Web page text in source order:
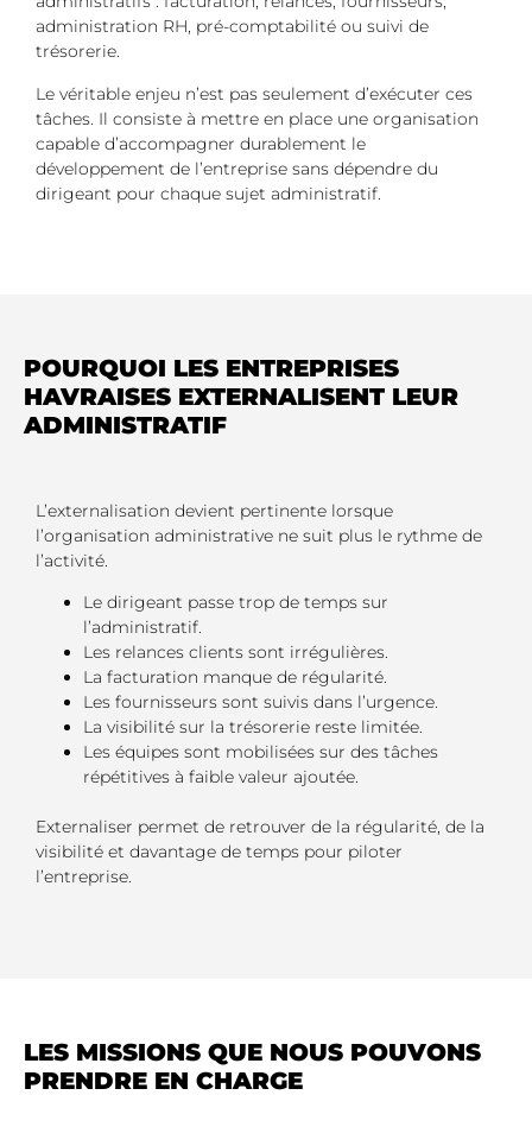
administration RH, pré-comptabilité ou suivi de
trésorerie.
Le véritable enjeu n’est pas seulement d’exécuter ces
tâches. Il consiste à mettre en place une organisation
capable d’accompagner durablement le
développement de l’entreprise sans dépendre du
dirigeant pour chaque sujet administratif.
POURQUOI LES ENTREPRISES
HAVRAISES EXTERNALISENT LEUR
ADMINISTRATIF
L’externalisation devient pertinente lorsque
l’organisation administrative ne suit plus le rythme de
l’activité.
Le dirigeant passe trop de temps sur
l’administratif.
Les relances clients sont irrégulières.
La facturation manque de régularité.
Les fournisseurs sont suivis dans l’urgence.
La visibilité sur la trésorerie reste limitée.
Les équipes sont mobilisées sur des tâches
répétitives à faible valeur ajoutée.
Externaliser permet de retrouver de la régularité, de la
visibilité et davantage de temps pour piloter
l’entreprise.
LES MISSIONS QUE NOUS POUVONS
PRENDRE EN CHARGE